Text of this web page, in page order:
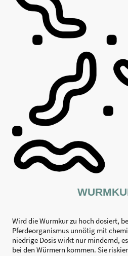
Wird die Wurmkur zu hoch dosiert,
Pferdeorganismus unnötig mit
niedrige Dosis wirkt nur mindernd,
bei den Würmern kommen. Sie